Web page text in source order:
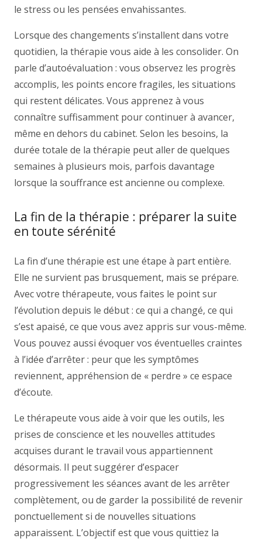
le stress ou les pensées envahissantes.
Lorsque des changements s’installent dans votre
quotidien, la thérapie vous aide à les consolider. On
parle d’autoévaluation : vous observez les progrès
accomplis, les points encore fragiles, les situations
qui restent délicates. Vous apprenez à vous
connaître suffisamment pour continuer à avancer,
même en dehors du cabinet. Selon les besoins, la
durée totale de la thérapie peut aller de quelques
semaines à plusieurs mois, parfois davantage
lorsque la souffrance est ancienne ou complexe.
La fin de la thérapie : préparer la suite
en toute sérénité
La fin d’une thérapie est une étape à part entière.
Elle ne survient pas brusquement, mais se prépare.
Avec votre thérapeute, vous faites le point sur
l’évolution depuis le début : ce qui a changé, ce qui
s’est apaisé, ce que vous avez appris sur vous-même.
Vous pouvez aussi évoquer vos éventuelles craintes
à l’idée d’arrêter : peur que les symptômes
reviennent, appréhension de « perdre » ce espace
d’écoute.
Le thérapeute vous aide à voir que les outils, les
prises de conscience et les nouvelles attitudes
acquises durant le travail vous appartiennent
désormais. Il peut suggérer d’espacer
progressivement les séances avant de les arrêter
complètement, ou de garder la possibilité de revenir
ponctuellement si de nouvelles situations
apparaissent. L’objectif est que vous quittiez la